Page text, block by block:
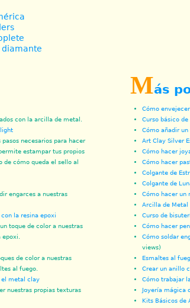
diamante
con la arcilla de metal.
necesarios para hacer
estampar tus propios
de cómo queda el sello al
engarces a nuestras
la resina epoxi
toque de color a nuestras
de color a nuestras
al fuego.
el metal clay
nuestras propias texturas
Más
Cómo
Curso básico
Cómo añadir un
Art Clay Silver
Cómo hacer
Cómo hacer
Colgante de
Colgante de
Cómo hacer un
Arcilla de Metal
Curso de
Cómo hacer
Cómo soldar
views)
Esmaltes al
Crear un anillo
Cómo trabajar
Joyería mágica
Kits Básicos de